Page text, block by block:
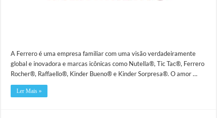
A Ferrero é uma empresa familiar com uma visão verdadeiramente
global e inovadora e marcas icônicas como Nutella®, Tic Tac®, Ferrero
Rocher®, Raffaello®, Kinder Bueno® e Kinder Sorpresa®. O amor …
Ler Mais »